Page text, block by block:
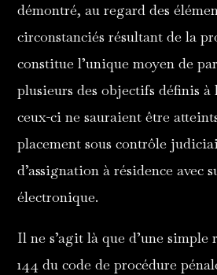
démontré, au regard des
circonstanciés résultant de la
constitue l’unique moyen de
plusieurs des objectifs définis à
ceux-ci ne sauraient être
placement sous contrôle
d’assignation à résidence avec
électronique.
Il ne s’agit là que d’une simple
144 du code de procédure